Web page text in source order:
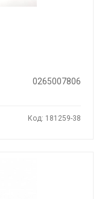
0265007806
Код: 181259-38